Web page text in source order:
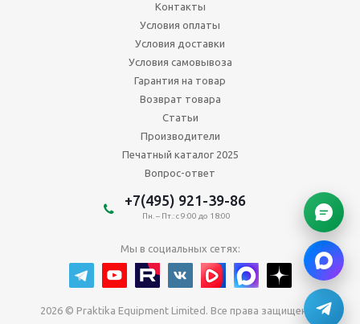
Контакты
Условия оплаты
Условия доставки
Условия самовывоза
Гарантия на товар
Возврат товара
Статьи
Производители
Печатный каталог 2025
Вопрос-ответ
+7(495) 921-39-86
Пн. – Пт.: с 9:00 до 18:00
Мы в социальных сетях:
2026 © Praktika Equipment Limited. Все права защищены.